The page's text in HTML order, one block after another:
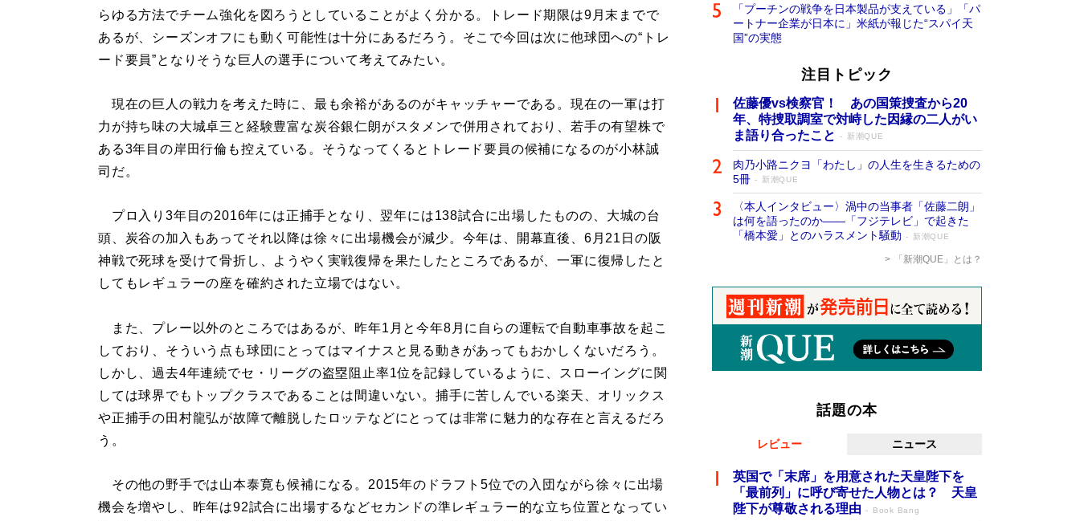
らゆる方法でチーム強化を図ろうとしていることがよく分かる。トレード期限は9月末までで
あるが、シーズンオフにも動く可能性は十分にあるだろう。そこで今回は次に他球団への“トレ
ード要員”となりそうな巨人の選手について考えてみたい。
現在の巨人の戦力を考えた時に、最も余裕があるのがキャッチャーである。現在の一軍は打
力が持ち味の大城卓三と経験豊富な炭谷銀仁朗がスタメンで併用されており、若手の有望株で
ある3年目の岸田行倫も控えている。そうなってくるとトレード要員の候補になるのが小林誠
司だ。
プロ入り3年目の2016年には正捕手となり、翌年には138試合に出場したものの、大城の台
頭、炭谷の加入もあってそれ以降は徐々に出場機会が減少。今年は、開幕直後、6月21日の阪
神戦で死球を受けて骨折し、ようやく実戦復帰を果たしたところであるが、一軍に復帰したと
してもレギュラーの座を確約された立場ではない。
また、プレー以外のところではあるが、昨年1月と今年8月に自らの運転で自動車事故を起こ
しており、そういう点も球団にとってはマイナスと見る動きがあってもおかしくないだろう。
しかし、過去4年連続でセ・リーグの盗塁阻止率1位を記録しているように、スローイングに関
しては球界でもトップクラスであることは間違いない。捕手に苦しんでいる楽天、オリックス
や正捕手の田村龍弘が故障で離脱したロッテなどにとっては非常に魅力的な存在と言えるだろ
う。
その他の野手では山本泰寛も候補になる。2015年のドラフト5位での入団ながら徐々に出場
機会を増やし、昨年は92試合に出場するなどセカンドの準レギュラー的な立ち位置となってい
「プーチンの戦争を日本製品が支えている」「パ
ートナー企業が日本に」米紙が報じた“スパイ天
国”の実態
注目トピック
佐藤優vs検察官！ あの国策捜査から20
年、特捜取調室で対峙した因縁の二人がい
ま語り合ったこと
新潮QUE
肉乃小路ニクヨ「わたし」の人生を生きるための
5冊
新潮QUE
〈本人インタビュー〉渦中の当事者「佐藤二朗」
は何を語ったのか――「フジテレビ」で起きた
「橋本愛」とのハラスメント騒動
新潮QUE
「新潮QUE」とは？
話題の本
レビュー ニュース
英国で「末席」を用意された天皇陛下を
「最前列」に呼び寄せた人物とは？ 天皇
陛下が尊敬される理由
Book Bang